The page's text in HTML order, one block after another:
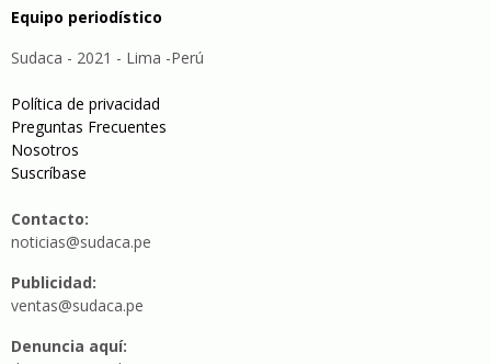
Equipo periodístico
Sudaca - 2021 - Lima -Perú
Política de privacidad
Preguntas Frecuentes
Nosotros
Suscríbase
Contacto:
noticias@sudaca.pe
Publicidad:
ventas@sudaca.pe
Denuncia aquí: